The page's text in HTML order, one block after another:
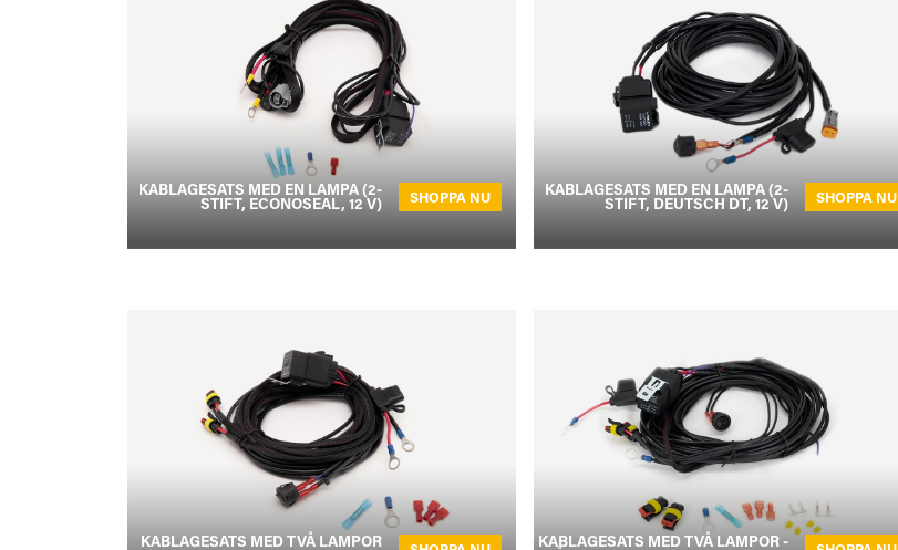
KABLAGESATS MED EN LAMPA (2-
STIFT, ECONOSEAL, 12 V) SHOPPA NU KABLAGESATS MED EN LAMPA (2-
STIFT, DEUTSCH DT, 12 V) SHOPPA NU
KABLAGESATS MED TVÅ LAMPOR KABLAGESATS MED TVÅ LAMPOR -